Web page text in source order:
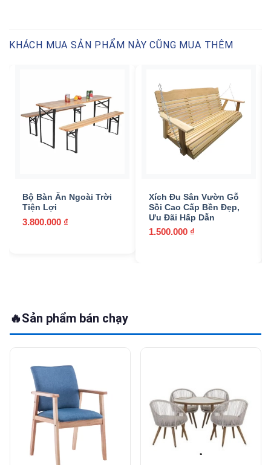
KHÁCH MUA SẢN PHẨM NÀY CŨNG MUA THÊM
Bộ Bàn Ăn Ngoài Trời
Tiện Lợi
3.800.000 ₫
Xích Đu Sân Vườn Gỗ
Sồi Cao Cấp Bền Đẹp,
Ưu Đãi Hấp Dẫn
1.500.000 ₫
🔥Sản phẩm bán chạy